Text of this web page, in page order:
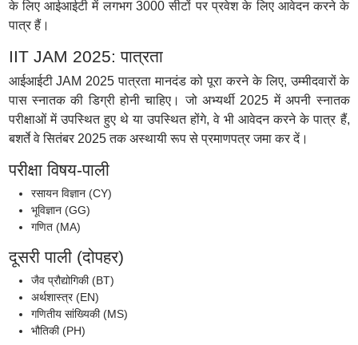
के लिए आईआईटी में लगभग 3000 सीटों पर प्रवेश के लिए आवेदन करने के
पात्र हैं।
IIT JAM 2025: पात्रता
आईआईटी JAM 2025 पात्रता मानदंड को पूरा करने के लिए, उम्मीदवारों के
पास स्नातक की डिग्री होनी चाहिए। जो अभ्यर्थी 2025 में अपनी स्नातक
परीक्षाओं में उपस्थित हुए थे या उपस्थित होंगे, वे भी आवेदन करने के पात्र हैं,
बशर्ते वे सितंबर 2025 तक अस्थायी रूप से प्रमाणपत्र जमा कर दें।
परीक्षा विषय-पाली
रसायन विज्ञान (CY)
भूविज्ञान (GG)
गणित (MA)
दूसरी पाली (दोपहर)
जैव प्रौद्योगिकी (BT)
अर्थशास्त्र (EN)
गणितीय सांख्यिकी (MS)
भौतिकी (PH)